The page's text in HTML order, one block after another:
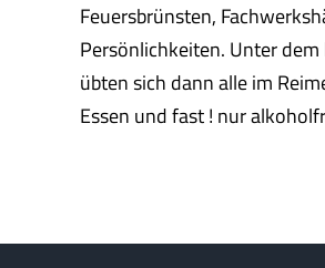
Feuersbrünsten,
Persönlichkeiten. Unter
übten sich dann alle im
Essen und fast ! nur